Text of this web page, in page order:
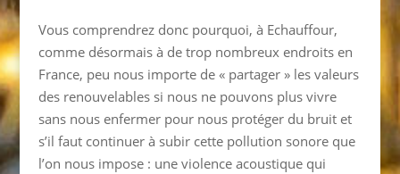
Vous comprendrez donc pourquoi, à Echauffour,
comme désormais à de trop nombreux endroits en
France, peu nous importe de « partager » les valeurs
des renouvelables si nous ne pouvons plus vivre
sans nous enfermer pour nous protéger du bruit et
s’il faut continuer à subir cette pollution sonore que
l’on nous impose : une violence acoustique qui